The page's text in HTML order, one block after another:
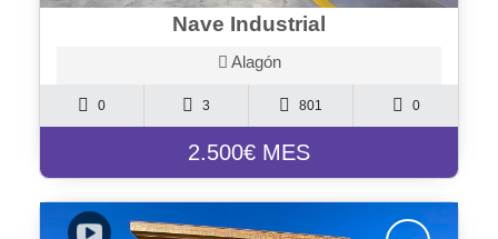
Nave Industrial
Alagón
0 3 801 0
2.500€ MES